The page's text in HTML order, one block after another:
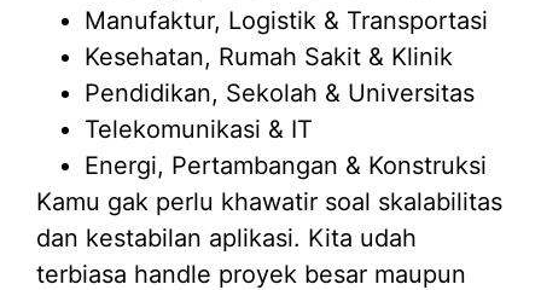
Manufaktur, Logistik & Transportasi
Kesehatan, Rumah Sakit & Klinik
Pendidikan, Sekolah & Universitas
Telekomunikasi & IT
Energi, Pertambangan & Konstruksi
Kamu gak perlu khawatir soal skalabilitas
dan kestabilan aplikasi. Kita udah
terbiasa handle proyek besar maupun